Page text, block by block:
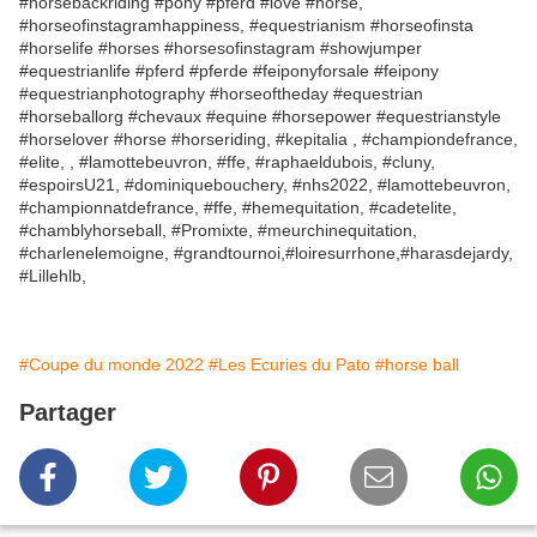
#horseofinstagramhappiness, #equestrianism #horseofinsta
#horselife #horses #horsesofinstagram #showjumper
#equestrianlife #pferd #pferde #feiponyforsale #feipony
#equestrianphotography #horseoftheday #equestrian
#horseballorg #chevaux #equine #horsepower #equestrianstyle
#horselover #horse #horseriding, #kepitalia , #championdefrance,
#elite, , #lamottebeuvron, #ffe, #raphaeldubois, #cluny,
#espoirsU21, #dominiquebouchery, #nhs2022, #lamottebeuvron,
#championnatdefrance, #ffe, #hemequitation, #cadetelite,
#chamblyhorseball, #Promixte, #meurchinequitation,
#charlenelemoigne, #grandtournoi,#loiresurrhone,#harasdejardy,
#Lillehlb,
#Coupe du monde 2022 #Les Ecuries du Pato #horse ball
Partager